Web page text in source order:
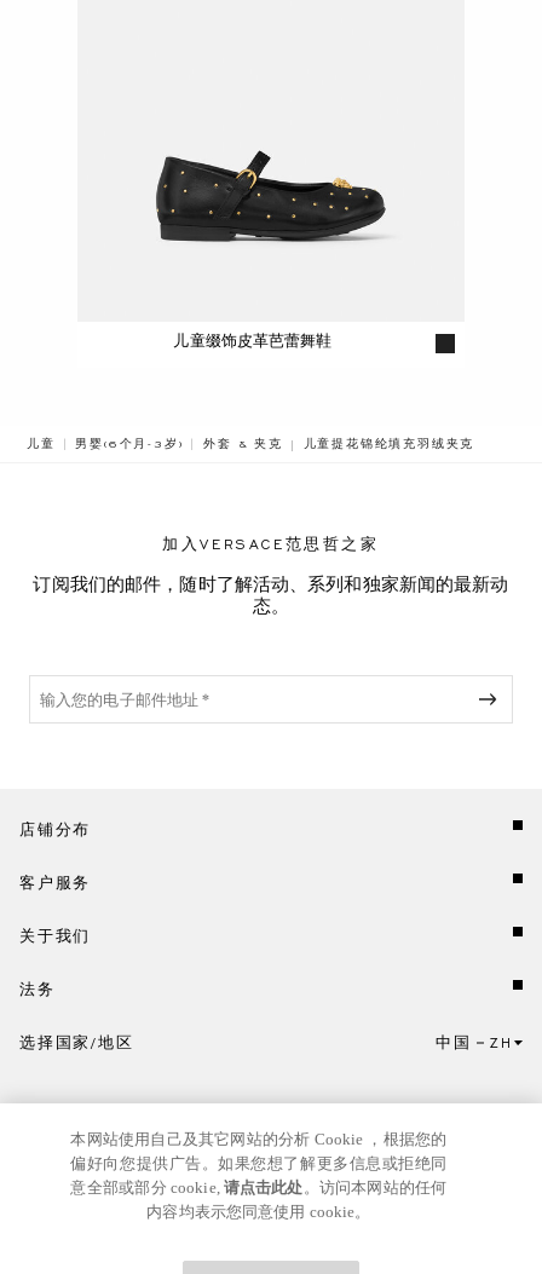
儿童缀饰皮革芭蕾舞鞋
儿童 男婴(6个月-3岁) 外套 & 夹克 儿童提花锦纶填充羽绒夹克
加入VERSACE范思哲之家
订阅我们的邮件，随时了解活动、系列和独家新闻的最新动
态。
店铺分布
客户服务
关于我们
法务
点击此处选择国家/地区和语言。
选择国家/地区 中国 ZH
本网站使用自己及其它网站的分析 Cookie ，根据您的
偏好向您提供广告。如果您想了解更多信息或拒绝同
意全部或部分 cookie,请点击此处。访问本网站的任何
内容均表示您同意使用 cookie。